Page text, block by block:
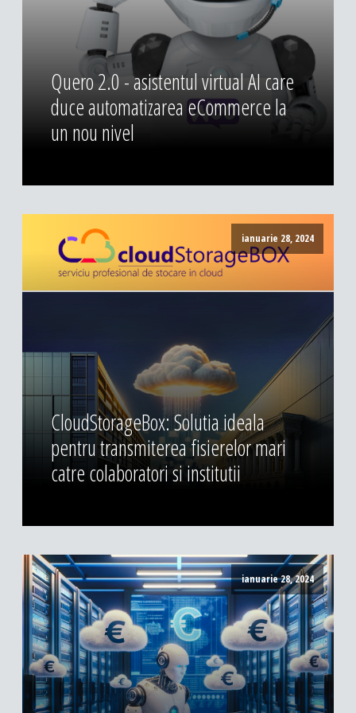
DESIGN & PRINTING
Identitate vizuala, imagine
Grafica publicitara
Grafica pentru print
Fotografie digitala
Quero 2.0 - asistentul virtual AI care
duce automatizarea eCommerce la
un nou nivel
ianuarie 28, 2024
CloudStorageBox: Solutia ideala
pentru transmiterea fisierelor mari
catre colaboratori si institutii
ianuarie 28, 2024